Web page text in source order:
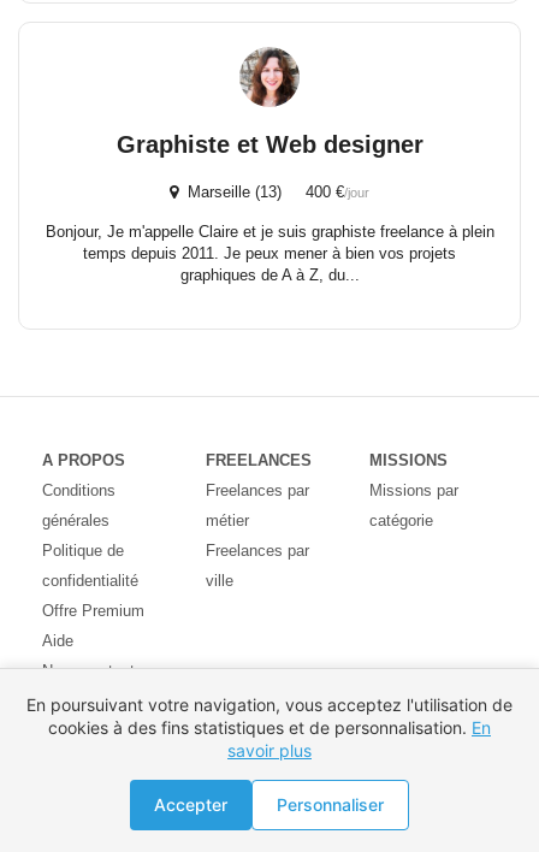
Graphiste et Web designer
Marseille (13) 400 €/jour
Bonjour, Je m'appelle Claire et je suis graphiste freelance à plein
temps depuis 2011. Je peux mener à bien vos projets
graphiques de A à Z, du...
Proposer une mission
A PROPOS
Conditions
générales
Politique de
confidentialité
Offre Premium
Aide
Nous contacter
Avis des
utilisateurs
FREELANCES
Freelances par
métier
Freelances par
ville
MISSIONS
Missions par
catégorie
En poursuivant votre navigation, vous acceptez l'utilisation de
cookies à des fins statistiques et de personnalisation. En
savoir plus
Accepter Personnaliser